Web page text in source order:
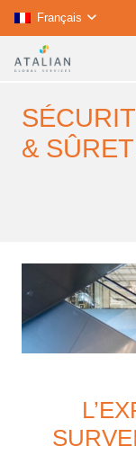
Français
&